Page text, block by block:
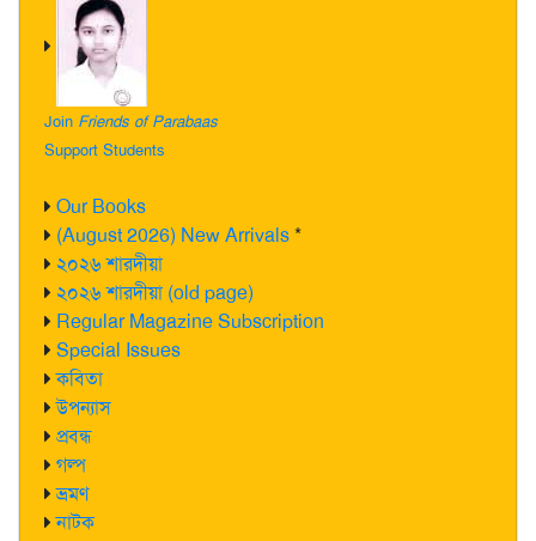
Join Friends of Parabaas
Support Students
Our Books
(August 2026) New Arrivals*
২০২৬ শারদীয়া
২০২৬ শারদীয়া (old page)
Regular Magazine Subscription
Special Issues
কবিতা
উপন্যাস
প্রবন্ধ
গল্প
ভ্রমণ
নাটক